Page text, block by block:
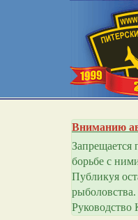
Вниманию
Запрещается
борьбе с
Публикуя
рыболовства.
Руководство